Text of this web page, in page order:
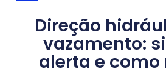
Direção
vazamento:
alerta e como